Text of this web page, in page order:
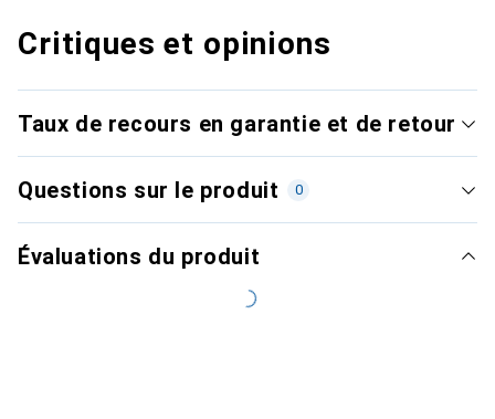
Critiques et opinions
Taux de recours en garantie et de retour
Questions sur le produit 0
Évaluations du produit